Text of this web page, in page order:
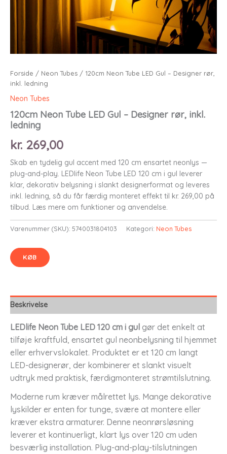
Forside / Neon Tubes / 120cm Neon Tube LED Gul – Designer rør,
inkl. ledning
Neon Tubes
120cm Neon Tube LED Gul – Designer rør, inkl.
ledning
kr. 269,00
Skab en tydelig gul accent med 120 cm ensartet neonlys —
plug-and-play. LEDlife Neon Tube LED 120 cm i gul leverer
klar, dekorativ belysning i slankt designerformat og leveres
inkl. ledning, så du får færdig monteret effekt til kr. 269,00 på
tilbud. Læs mere om funktioner og anvendelse.
Varenummer (SKU): 5740031804103 Kategori: Neon Tubes
KØB
Beskrivelse
LEDlife Neon Tube LED 120 cm i gul gør det enkelt at
tilføje kraftfuld, ensartet gul neonbelysning til hjemmet
eller erhvervslokalet. Produktet er et 120 cm langt
LED-designerør, der kombinerer et slankt visuelt
udtryk med praktisk, færdigmonteret strømtilslutning.
Moderne rum kræver målrettet lys. Mange dekorative
lyskilder er enten for tunge, svære at montere eller
kræver ekstra armaturer. Denne neonrørsløsning
leverer et kontinuerligt, klart lys over 120 cm uden
besværlig installation. Plug-and-play-tilslutningen